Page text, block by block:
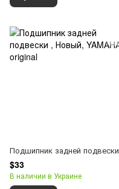
Подшипник задней подвески
$33
В наличии в Украине